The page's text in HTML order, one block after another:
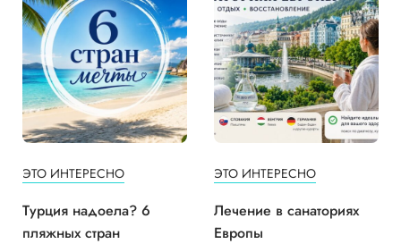
ЭТО ИНТЕРЕСНО
Турция надоела? 6
пляжных стран
ЭТО ИНТЕРЕСНО
Лечение в санаториях
Европы